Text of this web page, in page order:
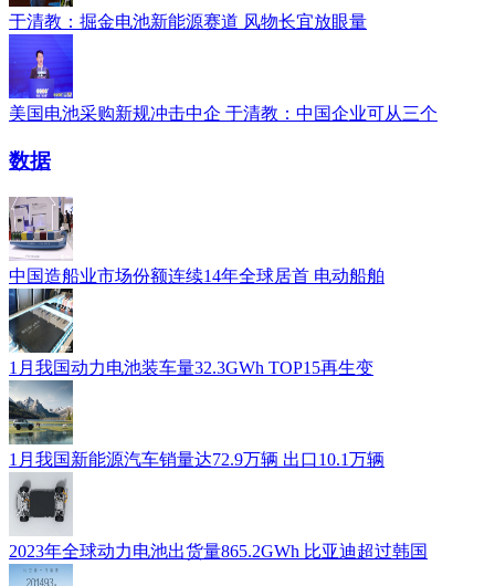
于清教：掘金电池新能源赛道 风物长宜放眼量
美国电池采购新规冲击中企 于清教：中国企业可从三个
数据
中国造船业市场份额连续14年全球居首 电动船舶
1月我国动力电池装车量32.3GWh TOP15再生变
1月我国新能源汽车销量达72.9万辆 出口10.1万辆
2023年全球动力电池出货量865.2GWh 比亚迪超过韩国